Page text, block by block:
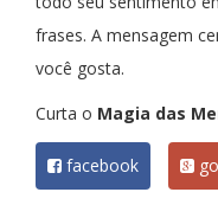
frases. A mensagem
você gosta.
Curta o Magia das
facebook